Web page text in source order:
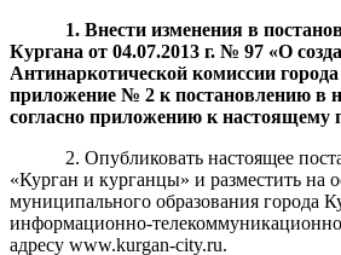
1. Внести измененияв
Кургана от 04.07.2013 г. № 97 «О
Антинаркотической комиссии
приложение № 2 к постановлению в
согласно приложению к настоящему
2. Опубликовать настоящее
«Курган и курганцы» и разместить на
муниципального образования города
информационно-
адресу www.kurgan-city.ru.